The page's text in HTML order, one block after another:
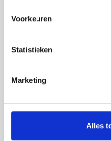
Voorkeuren
Statistieken
Marketing
Alles